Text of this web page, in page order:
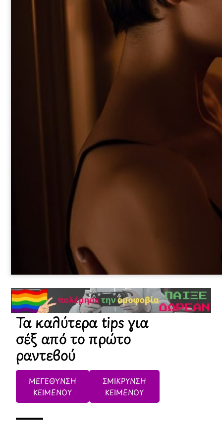
Τα καλύτερα tips για
σέξ από το πρώτο
ραντεβού
ΜΕΓΕΘΥΝΣΗ
ΚΕΙΜΕΝΟΥ
ΣΜΙΚΡΥΝΣΗ
ΚΕΙΜΕΝΟΥ